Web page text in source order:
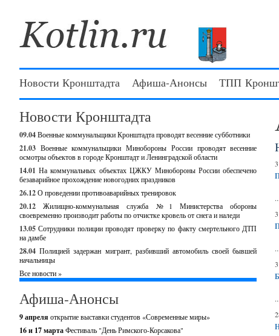
Новости Кронштадта Афиша-Анонсы ТПП
Новости Кронштадта
09.04Военные коммунальщики Кронштадта проводят весенние субботники
21.03 Военные коммунальщики Минобороны России проводят весенние
осмотры объектов в городе Кронштадт и Ленинградской области
14.01 На коммунальных объектах ЦЖКУ Минобороны России обеспечено
безаварийное прохождение новогодних праздников
26.12О проведении противоаварийных тренировок
20.12
Жилищно-коммунальная служба №1 Министерства обороны
своевременно производит работы по отчистке кровель от снега и наледи
13.05 Сотрудники полиции проводят проверку по факту смертельного ДТП
на дамбе
28.04 Полицией задержан мигрант, разбивший автомобиль своей бывшей
начальницы
Все новости »
Афиша-Анонсы
9 апреля открытие выставки студентов «Современные миры»
16 и 17 мартаФестиваль "День Римского-Корсакова"
...
...
...